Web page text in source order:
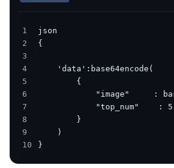
1
2
3
4
5
6
7
8
9
10
}